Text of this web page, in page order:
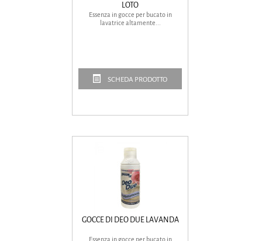
LOTO
Essenza in gocce per bucato in
lavatrice altamente...
SCHEDA PRODOTTO
GOCCE DI DEO DUE LAVANDA
Essenza in gocce per bucato in